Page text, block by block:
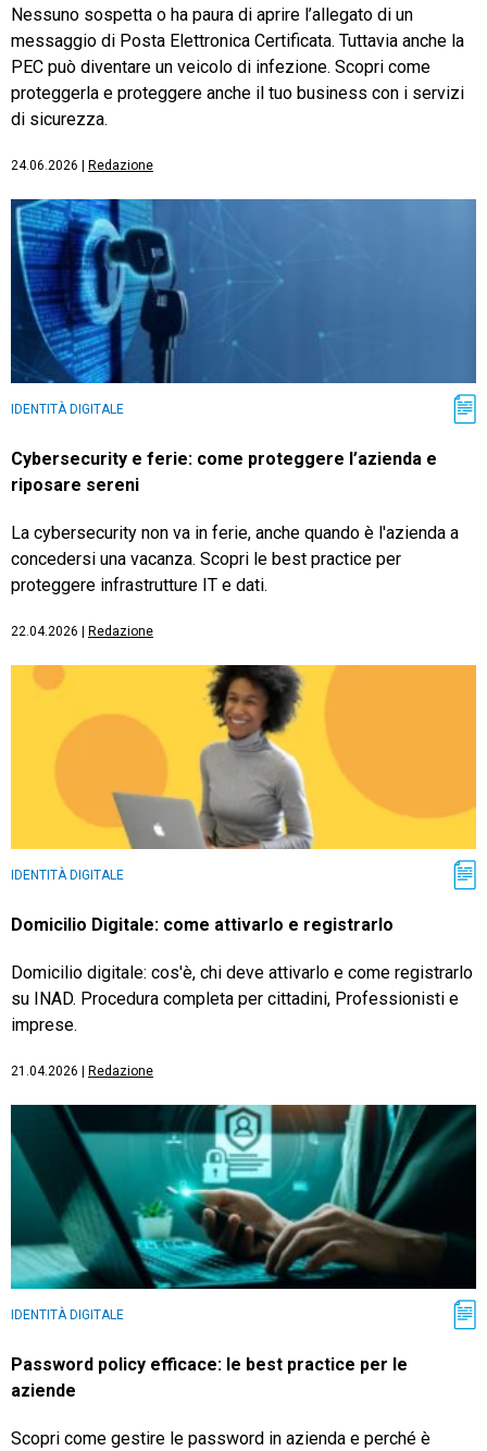
Nessuno sospetta o ha paura di aprire l’allegato di un
messaggio di Posta Elettronica Certificata. Tuttavia anche la
PEC può diventare un veicolo di infezione. Scopri come
proteggerla e proteggere anche il tuo business con i servizi
di sicurezza.
24.06.2026 Redazione
IDENTITÀ DIGITALE
Cybersecurity e ferie: come proteggere l’azienda e
riposare sereni
La cybersecurity non va in ferie, anche quando è l'azienda a
concedersi una vacanza. Scopri le best practice per
proteggere infrastrutture IT e dati.
22.04.2026 Redazione
IDENTITÀ DIGITALE
Domicilio Digitale: come attivarlo e registrarlo
Domicilio digitale: cos'è, chi deve attivarlo e come registrarlo
su INAD. Procedura completa per cittadini, Professionisti e
imprese.
21.04.2026 Redazione
IDENTITÀ DIGITALE
Password policy efficace: le best practice per le
aziende
Scopri come gestire le password in azienda e perché è